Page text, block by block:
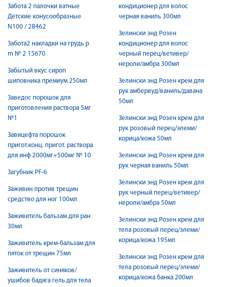
Забота 2 палочки ватные
Детские конусообразные
N100 / 28462
Забота2 накладки на грудь р
m № 2 15670
Забытый вкус сироп
шиповника премиум 250мл
Заведос порошок для
приготовления раствора 5мг
№1
Завицефта порошок
пригот.конц. пригот. раствора
для инф 2000мг+500мг № 10
Загубник РF-6
Заживин против трещин
средство для ног 100мл
Заживитель бальзам для ран
30мл
Заживитель крем-бальзам для
пяток от трещин 75мл
Заживитель от синяков/
ушибов бадяга гель для тела
кондиционер для волос
черная ваниль 300мл
Зелински энд Розен
кондиционер для волос
черный перец/ветивер/
нероли/амбра 300мл
Зелински энд Розен крем для
рук амбервуд/ваниль/давана
50мл
Зелински энд Розен крем для
рук розовый перец/элеми/
корица/кожа 50мл
Зелински энд Розен крем для
рук черная ваниль 50мл
Зелински энд Розен крем для
рук черный перец/ветивер/
нероли/амбра 50мл
Зелински энд Розен крем для
тела розовый перец/элеми/
корица/кожа 195мл
Зелински энд Розен крем для
тела розовый перец/элеми/
корица/кожа банка 200мл